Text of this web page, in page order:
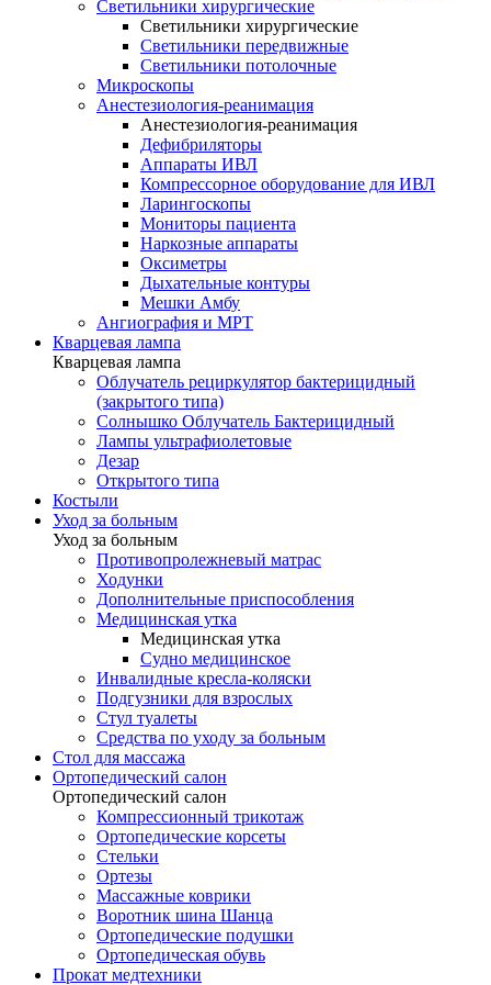
Светильники хирургические
Светильники хирургические
Светильники передвижные
Светильники потолочные
Микроскопы
Анестезиология-реанимация
Анестезиология-реанимация
Дефибриляторы
Аппараты ИВЛ
Компрессорное оборудование для ИВЛ
Ларингоскопы
Мониторы пациента
Наркозные аппараты
Оксиметры
Дыхательные контуры
Мешки Амбу
Ангиография и МРТ
Кварцевая лампа
Кварцевая лампа
Облучатель рециркулятор бактерицидный
(закрытого типа)
Солнышко Облучатель Бактерицидный
Лампы ультрафиолетовые
Дезар
Открытого типа
Костыли
Уход за больным
Уход за больным
Противопролежневый матрас
Ходунки
Дополнительные приспособления
Медицинская утка
Медицинская утка
Судно медицинское
Инвалидные кресла-коляски
Подгузники для взрослых
Стул туалеты
Средства по уходу за больным
Cтол для массажа
Ортопедический салон
Ортопедический салон
Компрессионный трикотаж
Ортопедические корсеты
Стельки
Ортезы
Массажные коврики
Воротник шина Шанца
Ортопедические подушки
Ортопедическая обувь
Прокат медтехники